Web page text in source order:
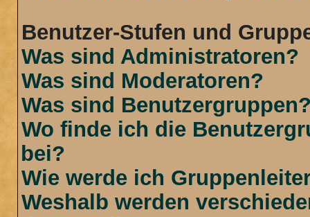
Benutzer-Stufen und
Was sind Administratoren?
Was sind Moderatoren?
Was sind
Wo finde ich die
bei?
Wie werde ich
Weshalb werden